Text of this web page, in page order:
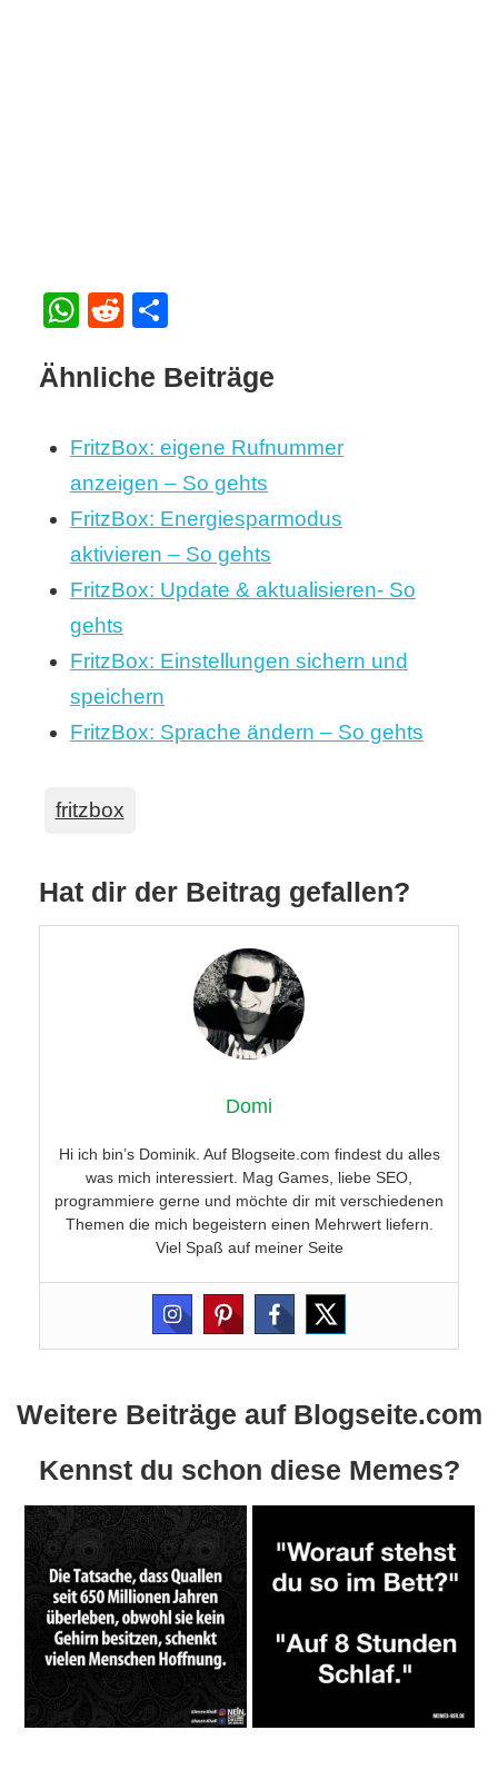
WhatsApp
Reddit
Ähnliche Beiträge
FritzBox: eigene Rufnummer
anzeigen – So gehts
FritzBox: Energiesparmodus
aktivieren – So gehts
FritzBox: Update & aktualisieren- So
gehts
FritzBox: Einstellungen sichern und
speichern
FritzBox: Sprache ändern – So gehts
fritzbox
Hat dir der Beitrag gefallen?
Domi
Hi ich bin’s Dominik. Auf Blogseite.com findest du alles
was mich interessiert. Mag Games, liebe SEO,
programmiere gerne und möchte dir mit verschiedenen
Themen die mich begeistern einen Mehrwert liefern.
Viel Spaß auf meiner Seite
Weitere Beiträge auf Blogseite.com
Kennst du schon diese Memes?